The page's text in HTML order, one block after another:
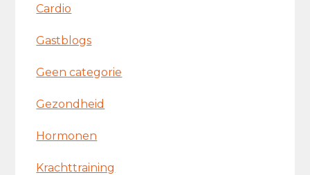
Cardio
Gastblogs
Geen categorie
Gezondheid
Hormonen
Krachttraining